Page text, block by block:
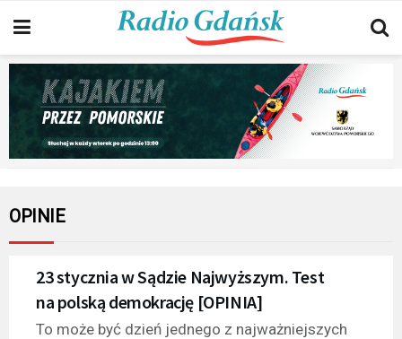
OPINIE
23 stycznia w Sądzie Najwyższym. Test
na polską demokrację [OPINIA]
To może być dzień jednego z najważniejszych